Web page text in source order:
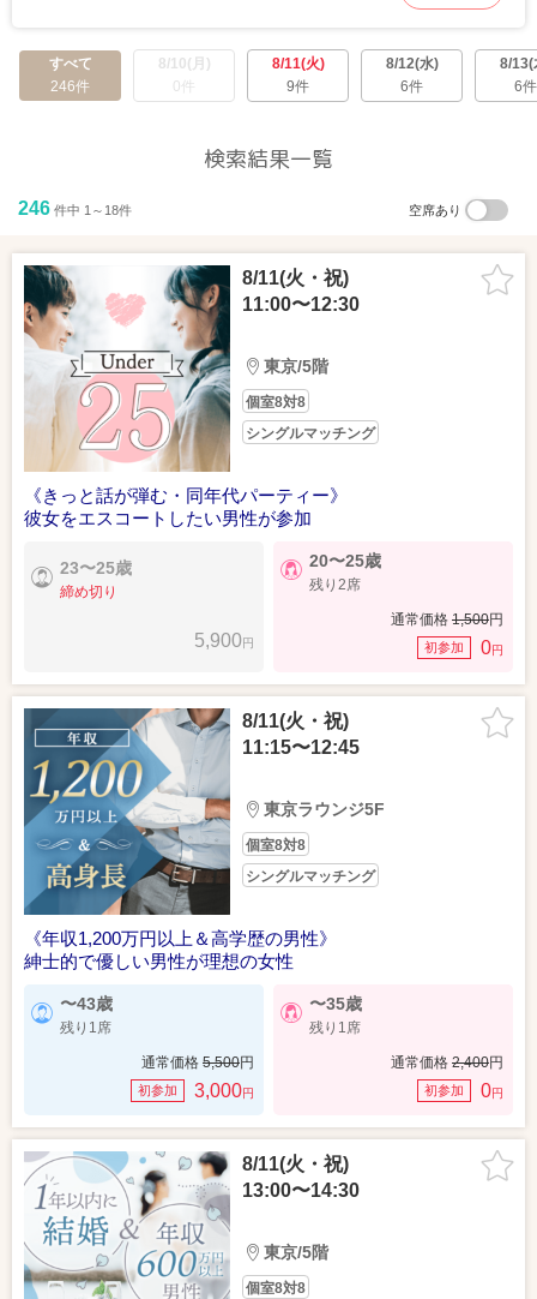
すべて
246件
8/10(月)
0件
8/11(火)
9件
8/12(水)
6件
8/13(
6件
検索結果一覧
246 件中 1～18件 空席あり
8/11(火・祝)
11:00〜12:30
東京/5階
個室8対8
シングルマッチング
《きっと話が弾む・同年代パーティー》
彼女をエスコートしたい男性が参加
23〜25歳
締め切り
5,900円
20〜25歳
残り2席
通常価格 1,500円
初参加 0円
8/11(火・祝)
11:15〜12:45
東京ラウンジ5F
個室8対8
シングルマッチング
《年収1,200万円以上＆高学歴の男性》
紳士的で優しい男性が理想の女性
〜43歳
残り1席
通常価格 5,500円
初参加 3,000円
〜35歳
残り1席
通常価格 2,400円
初参加 0円
8/11(火・祝)
13:00〜14:30
東京/5階
個室8対8